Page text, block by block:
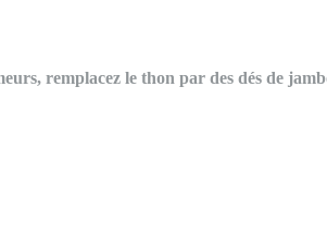
remplacez le thon par des dés de